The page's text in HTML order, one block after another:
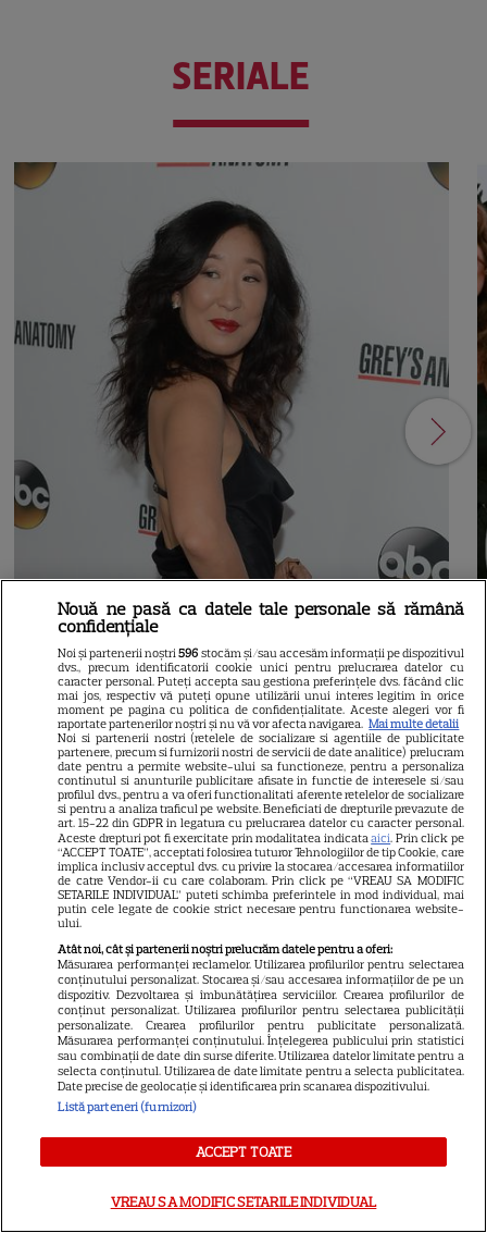
SERIALE
21
SERIALE AMERICANE
Sandra Oh dezvăluie de ce a
plecat din „Anatomia lui Grey”.
Discuția cu Shonda Rhimes
care a schimbat totul pentru
Cristina Yang
ARTICOLE PARTENERI
Dulceață de pepene galben –
rețete aromate
Tragerile loto din 30 iulie 2026.
Nouă ne pasă ca datele tale personale să rămână
confidențiale
Noi și partenerii noștri596 stocăm și/sau accesăm informații pe dispozitivul
dvs., precum identificatorii cookie unici pentru prelucrarea datelor cu
caracter personal. Puteți accepta sau gestiona preferințele dvs. făcând clic
mai jos, respectiv vă puteți opune utilizării unui interes legitim în orice
moment pe pagina cu politica de confidențialitate. Aceste alegeri vor fi
raportate partenerilor noștri și nu vă vor afecta navigarea. Mai multe detalii
Noi si partenerii nostri (retelele de socializare si agentiile de publicitate
partenere, precum si furnizorii nostri de servicii de date analitice) prelucram
date pentru a permite website-ului sa functioneze, pentru a personaliza
continutul si anunturile publicitare afisate in functie de interesele si/sau
profilul dvs., pentru a va oferi functionalitati aferente retelelor de socializare
si pentru a analiza traficul pe website. Beneficiati de drepturile prevazute de
art. 15-22 din GDPR in legatura cu prelucrarea datelor cu caracter personal.
Aceste drepturi pot fi exercitate prin modalitatea indicataaici. Prin click pe
“ACCEPT TOATE”, acceptati folosirea tuturor Tehnologiilor de tip Cookie, care
implica inclusiv acceptul dvs. cu privire la stocarea/accesarea informatiilor
de catre Vendor-ii cu care colaboram. Prin click pe “VREAU SA MODIFIC
SETARILE INDIVIDUAL” puteti schimba preferintele in mod individual, mai
putin cele legate de cookie strict necesare pentru functionarea website-
ului.
Atât noi, cât și partenerii noștri prelucrăm datele pentru a oferi:
Măsurarea performanței reclamelor. Utilizarea profilurilor pentru selectarea
conținutului personalizat. Stocarea și/sau accesarea informațiilor de pe un
dispozitiv. Dezvoltarea și îmbunătățirea serviciilor. Crearea profilurilor de
conținut personalizat. Utilizarea profilurilor pentru selectarea publicității
personalizate. Crearea profilurilor pentru publicitate personalizată.
Măsurarea performanței conținutului. Înțelegerea publicului prin statistici
sau combinații de date din surse diferite. Utilizarea datelor limitate pentru a
selecta conținutul. Utilizarea de date limitate pentru a selecta publicitatea.
Date precise de geolocație și identificarea prin scanarea dispozitivului.
Listă parteneri (furnizori)
ACCEPT TOATE
VREAU SA MODIFIC SETARILE INDIVIDUAL